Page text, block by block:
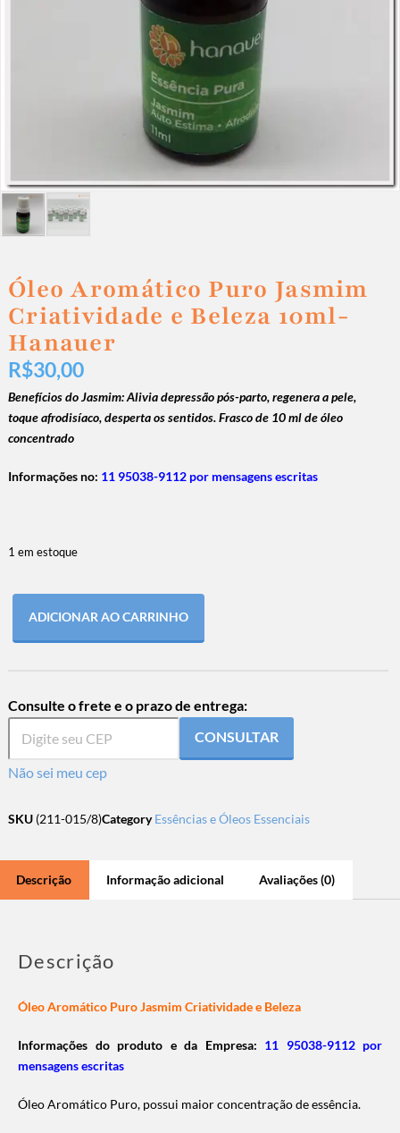
Óleo Aromático Puro Jasmim
Criatividade e Beleza 10ml-
Hanauer
R$30,00
Benefícios do Jasmim: Alivia depressão pós-parto, regenera a pele,
toque afrodisíaco, desperta os sentidos.Frasco de 10 ml de óleo
concentrado
Informações no: 11 95038-9112 por mensagens escritas
1 em estoque
ADICIONAR AO CARRINHO
Consulte o frete e o prazo de entrega:
CONSULTAR
Não sei meu cep
SKU (211-015/8)Category Essências e Óleos Essenciais
Descrição Informação adicional Avaliações (0)
Descrição
Óleo Aromático Puro Jasmim Criatividade e Beleza
Informações do produto e da Empresa: 11 95038-9112 por
mensagens escritas
Óleo Aromático Puro, possui maior concentração de essência.